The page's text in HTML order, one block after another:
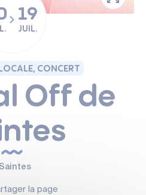
19
JUIL.
CONCERT
Off de
Saintes
la page